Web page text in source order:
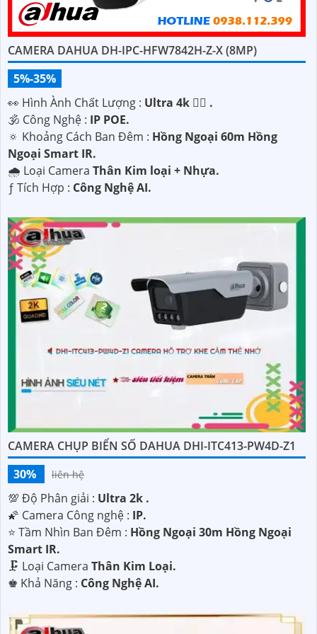
CAMERA DAHUA DH-IPC-HFW7842H-Z-X (8MP)
5%-35%
️👀 Hình Ành Chất Lượng : Ultra 4k 👍🏾 .
🕉️ Công Nghệ : IP POE.
🔅 Khoảng Cách Ban Đêm : Hồng Ngoại 60m Hồng
Ngoại Smart IR.
🌧️ Loại Camera Thân Kim loại + Nhựa.
️ƒ Tích Hợp : Công Nghệ AI.
CAMERA CHỤP BIỂN SỐ DAHUA DHI-ITC413-PW4D-Z1
30%
liên hệ
💯 Độ Phân giải : Ultra 2k .
🌠 Camera Công nghệ : IP.
⭐ Tầm Nhìn Ban Đêm : Hồng Ngoại 30m Hồng Ngoại
Smart IR.
🗜️ Loại Camera Thân Kim Loại.
️♚ Khả Năng : Công Nghệ AI.